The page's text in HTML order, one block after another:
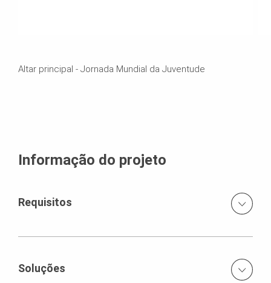
Altar principal - Jornada Mundial da Juventude
Informação do projeto
Requisitos
disponíveis na filial portuguesa, pelo que foi necessário
solicitar o fornecimento a outras 6 filiais da PERI de
Soluções